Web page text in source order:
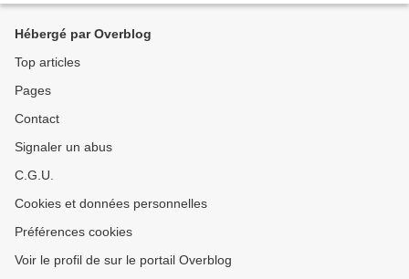
Hébergé par Overblog
Top articles
Pages
Contact
Signaler un abus
C.G.U.
Cookies et données personnelles
Préférences cookies
Voir le profil de sur le portail Overblog